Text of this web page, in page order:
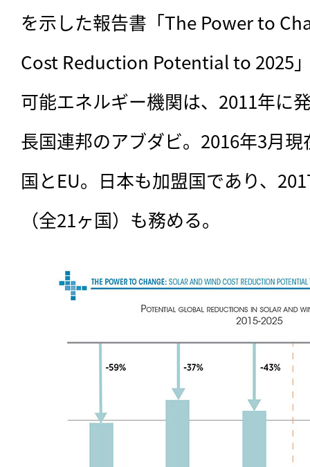
を示した報告書「The Power to
Cost Reduction Potential to 2025
可能エネルギー機関は、2011年に
長国連邦のアブダビ。2016年3月
国とEU。日本も加盟国であり、
（全21ヶ国）も務める。